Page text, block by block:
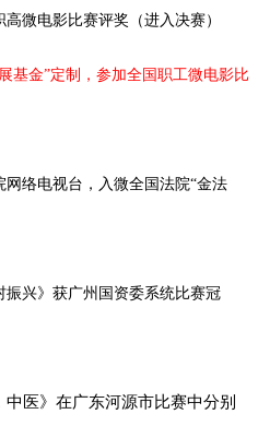
微电影比赛评奖（进入决赛）
基金”定制，参加全国职工微电影比
络电视台，入微全国法院“金法
兴》获广州国资委系统比赛冠
中医》在广东河源市比赛中分别